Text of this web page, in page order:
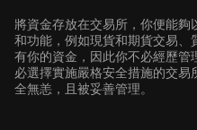
將資金存放在交易所，你便能
和功能，例如現貨和期貨交易
有你的資金，因此你不必經歷管
必選擇實施嚴格安全措施的交
全無恙，且被妥善管理。